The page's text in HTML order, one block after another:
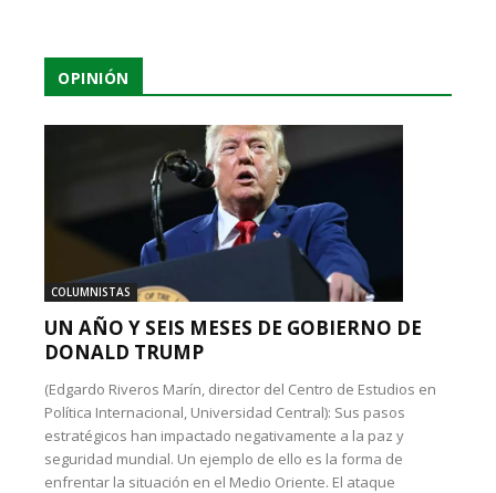
OPINIÓN
COLUMNISTAS
UN AÑO Y SEIS MESES DE GOBIERNO DE
DONALD TRUMP
(Edgardo Riveros Marín, director del Centro de Estudios en
Política Internacional, Universidad Central): Sus pasos
estratégicos han impactado negativamente a la paz y
seguridad mundial. Un ejemplo de ello es la forma de
enfrentar la situación en el Medio Oriente. El ataque